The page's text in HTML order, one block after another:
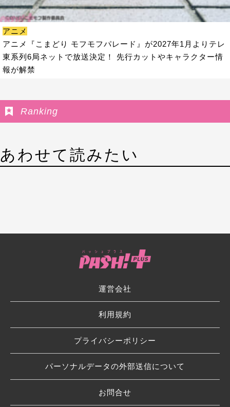
アニメ
アニメ『こまどり モフモフパレード』が2027年1月よりテレ
東系列6局ネットで放送決定！ 先行カットやキャラクター情
報が解禁
Ranking
あわせて読みたい
運営会社
利用規約
プライバシーポリシー
パーソナルデータの外部送信について
お問合せ